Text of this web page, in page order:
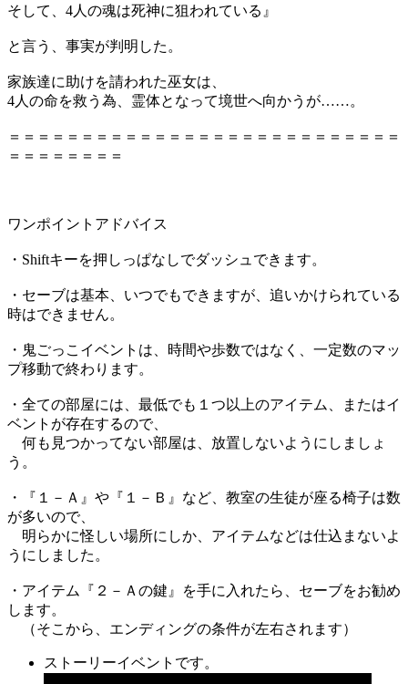
そして、4人の魂は死神に狙われている』
と言う、事実が判明した。
家族達に助けを請われた巫女は、
4人の命を救う為、霊体となって境世へ向かうが……。
＝＝＝＝＝＝＝＝＝＝＝＝＝＝＝＝＝＝＝＝＝＝＝＝＝＝＝
＝＝＝＝＝＝＝＝
ワンポイントアドバイス
・Shiftキーを押しっぱなしでダッシュできます。
・セーブは基本、いつでもできますが、追いかけられている
時はできません。
・鬼ごっこイベントは、時間や歩数ではなく、一定数のマッ
プ移動で終わります。
・全ての部屋には、最低でも１つ以上のアイテム、またはイ
ベントが存在するので、
何も見つかってない部屋は、放置しないようにしましょ
う。
・『１－Ａ』や『１－Ｂ』など、教室の生徒が座る椅子は数
が多いので、
明らかに怪しい場所にしか、アイテムなどは仕込まないよ
うにしました。
・アイテム『２－Ａの鍵』を手に入れたら、セーブをお勧め
します。
（そこから、エンディングの条件が左右されます）
ストーリーイベントです。